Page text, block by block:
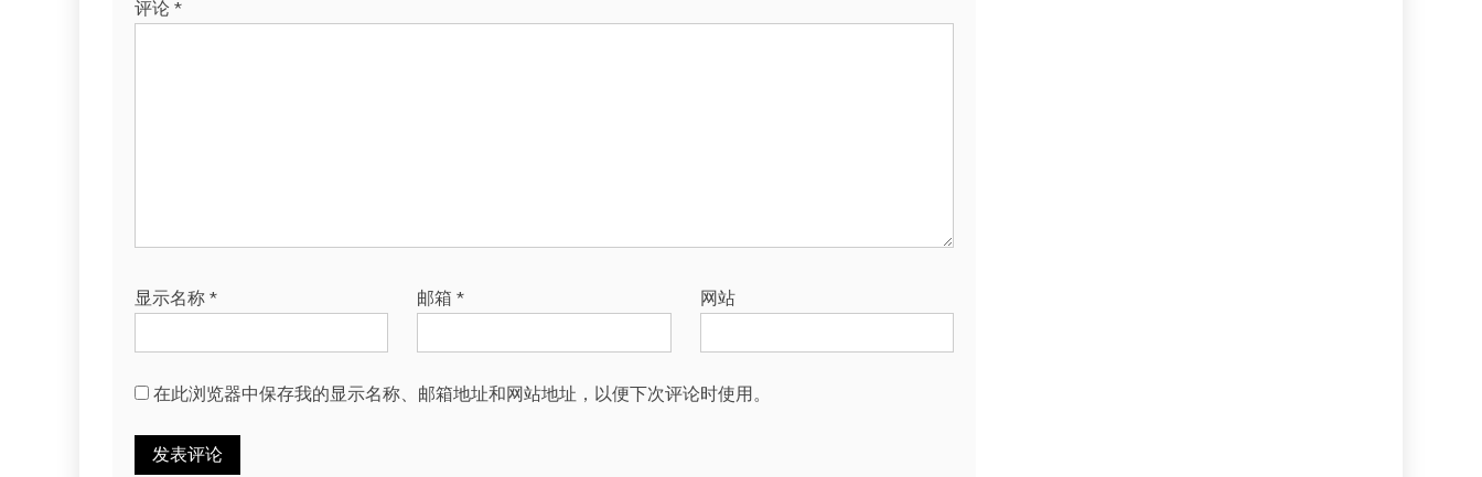
评论 *
显示名称 * 邮箱* 网站
在此浏览器中保存我的显示名称、邮箱地址和网站地址，以便下次评论时使用。